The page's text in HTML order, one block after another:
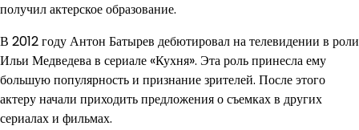
получил актерское образование.
В 2012 году Антон Батырев дебютировал на телевидении в роли
Ильи Медведева в сериале «Кухня». Эта роль принесла ему
большую популярность и признание зрителей. После этого
актеру начали приходить предложения о съемках в других
сериалах и фильмах.